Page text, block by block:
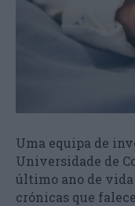
Uma equipa de
Universidade de
último ano de vida
crónicas que